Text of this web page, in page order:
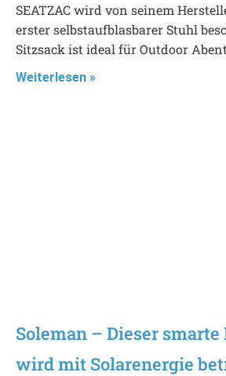
SEATZAC wird von seinem
erster selbstaufblasbarer Stuhl
Sitzsack ist ideal für Outdoor
Weiterlesen »
Soleman – Dieser
wird mit Solarenergie